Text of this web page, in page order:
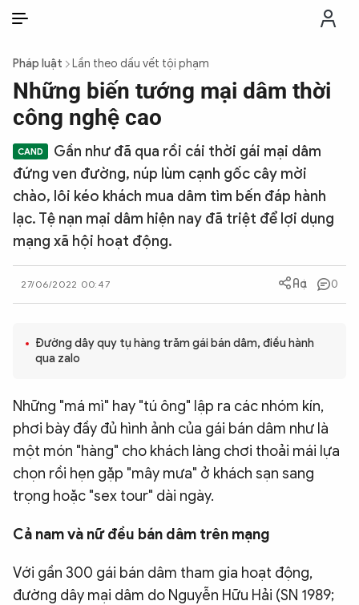
THỜI SỰ
CHỐNG DIỄN BIẾN HÒA BÌNH
CÔNG AN TRONG LÒNG DÂN
XÃ HỘI
PHÁP LUẬT
VĂN HÓA - THỂ THAO
BẠN ĐỌC & CAND
ĐA PHƯƠNG TIỆN
Video Ảnh
Pháp luật Lần theo dấu vết tội phạm
Những biến tướng mại dâm thời
công nghệ cao
Gần như đã qua rồi cái thời gái mại dâm
đứng ven đường, núp lùm cạnh gốc cây mời
chào, lôi kéo khách mua dâm tìm bến đáp hành
lạc. Tệ nạn mại dâm hiện nay đã triệt để lợi dụng
mạng xã hội hoạt động.
27/06/2022 00:47 0
Đường dây quy tụ hàng trăm gái bán dâm, điều hành
qua zalo
Những "má mì" hay "tú ông" lập ra các nhóm kín,
phơi bày đầy đủ hình ảnh của gái bán dâm như là
một món "hàng" cho khách làng chơi thoải mái lựa
chọn rồi hẹn gặp "mây mưa" ở khách sạn sang
trọng hoặc "sex tour" dài ngày.
Cả nam và nữ đều bán dâm trên mạng
Với gần 300 gái bán dâm tham gia hoạt động,
đường dây mại dâm do Nguyễn Hữu Hải (SN 1989;